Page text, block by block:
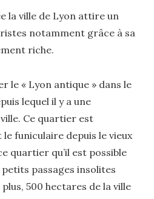
la ville de Lyon attire un
notamment grâce à sa
riche.
le « Lyon antique » dans le
lequel il y a une
Ce quartier est
funiculaire depuis le vieux
quartier qu’il est possible
passages insolites
500 hectares de la ville